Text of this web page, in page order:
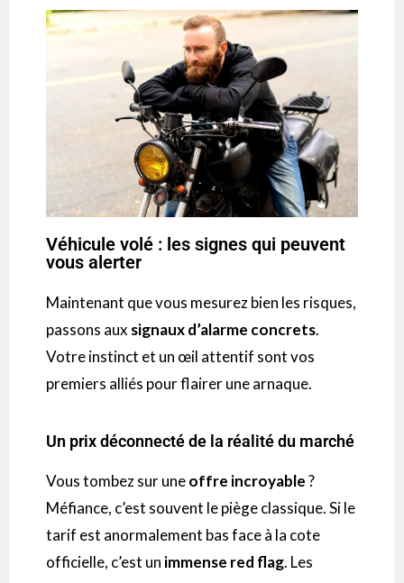
Véhicule volé : les signes qui peuvent
vous alerter
Maintenant que vous mesurez bien les risques,
passons aux signaux d’alarme concrets.
Votre instinct et un œil attentif sont vos
premiers alliés pour flairer une arnaque.
Un prix déconnecté de la réalité du marché
Vous tombez sur uneoffre incroyable?
Méfiance, c’est souvent le piège classique. Si le
tarif est anormalement bas face à la cote
officielle, c’est un immense red flag. Les